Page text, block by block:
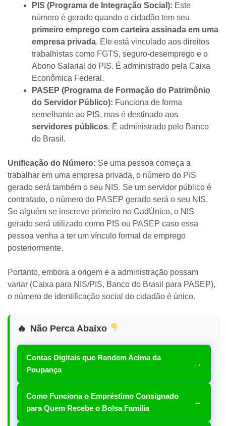
PIS (Programa de Integração Social): Este
número é gerado quando o cidadão tem seu
primeiro emprego com carteira assinada em uma
empresa privada. Ele está vinculado aos direitos
trabalhistas como FGTS, seguro-desemprego e o
Abono Salarial do PIS. É administrado pela Caixa
Econômica Federal.
PASEP (Programa de Formação do Patrimônio
do Servidor Público): Funciona de forma
semelhante ao PIS, mas é destinado aos
servidores públicos. É administrado pelo Banco
do Brasil.
Unificação do Número: Se uma pessoa começa a
trabalhar em uma empresa privada, o número do PIS
gerado será também o seu NIS. Se um servidor público é
contratado, o número do PASEP gerado será o seu NIS.
Se alguém se inscreve primeiro no CadÚnico, o NIS
gerado será utilizado como PIS ou PASEP caso essa
pessoa venha a ter um vínculo formal de emprego
posteriormente.
Portanto, embora a origem e a administração possam
variar (Caixa para NIS/PIS, Banco do Brasil para PASEP),
o número de identificação social do cidadão é único.
Não Perca Abaixo
Contas Digitais que Rendem Acima da
Poupança
→
Como Funciona o Empréstimo Consignado
para Quem Recebe o Bolsa Família
→